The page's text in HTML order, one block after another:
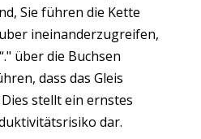
Sie führen die Kette
ineinanderzugreifen,
über die Buchsen
dass das Gleis
stellt ein ernstes
dar.